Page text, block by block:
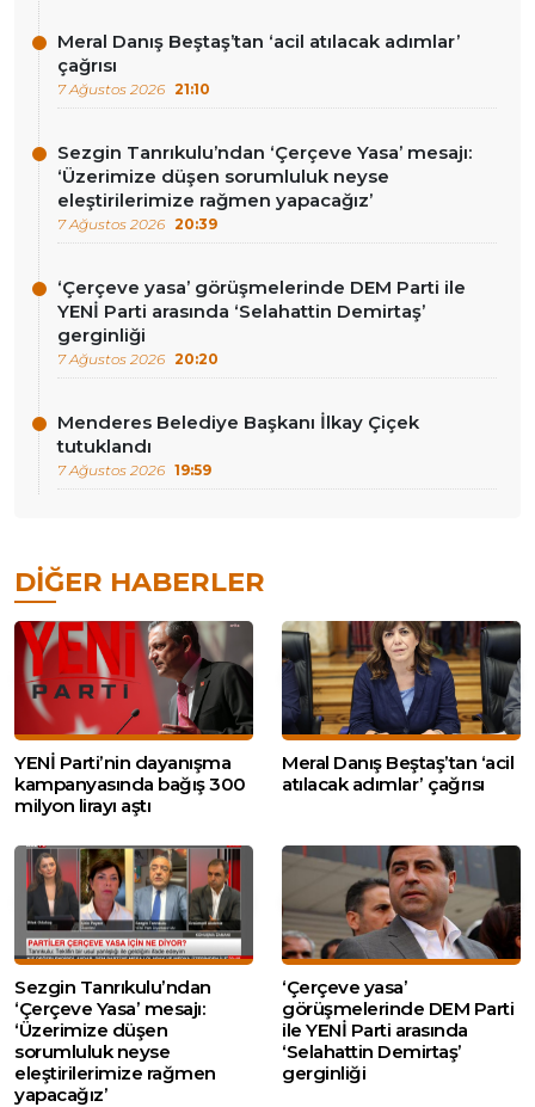
Meral Danış Beştaş’tan ‘acil atılacak adımlar’
çağrısı
7 Ağustos 2026 21:10
Sezgin Tanrıkulu’ndan ‘Çerçeve Yasa’ mesajı:
‘Üzerimize düşen sorumluluk neyse
eleştirilerimize rağmen yapacağız’
7 Ağustos 2026 20:39
‘Çerçeve yasa’ görüşmelerinde DEM Parti ile
YENİ Parti arasında ‘Selahattin Demirtaş’
gerginliği
7 Ağustos 2026 20:20
Menderes Belediye Başkanı İlkay Çiçek
tutuklandı
7 Ağustos 2026 19:59
DIĞER HABERLER
YENİ Parti’nin dayanışma
kampanyasında bağış 300
milyon lirayı aştı
Meral Danış Beştaş’tan ‘acil
atılacak adımlar’ çağrısı
Sezgin Tanrıkulu’ndan
‘Çerçeve Yasa’ mesajı:
‘Üzerimize düşen
sorumluluk neyse
eleştirilerimize rağmen
yapacağız’
‘Çerçeve yasa’
görüşmelerinde DEM Parti
ile YENİ Parti arasında
‘Selahattin Demirtaş’
gerginliği